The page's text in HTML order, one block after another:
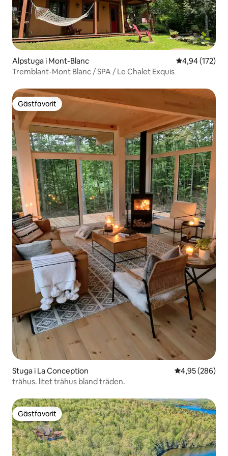
Alpstuga i Mont-Blanc 4,94 av 5 i
4,94 (172)
Tremblant-Mont Blanc / SPA / Le Chalet Exquis
Gästfavorit
Gästfavorit
Stuga i La Conception 4,95 av 5 i
4,95 (286)
trähus. litet trähus bland träden.
Gästfavorit
Gästfavorit